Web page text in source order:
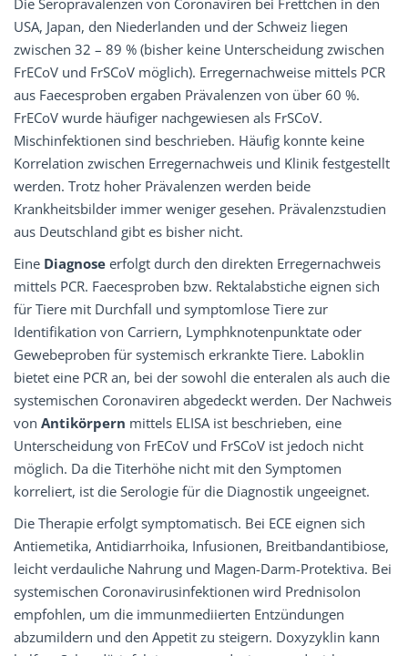
Die Seroprävalenzen von Coronaviren bei Frettchen in den
USA, Japan, den Niederlanden und der Schweiz liegen
zwischen 32 – 89 % (bisher keine Unterscheidung zwischen
FrECoV und FrSCoV möglich). Erregernachweise mittels PCR
aus Faecesproben ergaben Prävalenzen von über 60 %.
FrECoV wurde häufiger nachgewiesen als FrSCoV.
Mischinfektionen sind beschrieben. Häufig konnte keine
Korrelation zwischen Erregernachweis und Klinik festgestellt
werden. Trotz hoher Prävalenzen werden beide
Krankheitsbilder immer weniger gesehen. Prävalenzstudien
aus Deutschland gibt es bisher nicht.
Eine Diagnose erfolgt durch den direkten Erregernachweis
mittels PCR. Faecesproben bzw. Rektalabstiche eignen sich
für Tiere mit Durchfall und symptomlose Tiere zur
Identifikation von Carriern, Lymphknotenpunktate oder
Gewebeproben für systemisch erkrankte Tiere. Laboklin
bietet eine PCR an, bei der sowohl die enteralen als auch die
systemischen Coronaviren abgedeckt werden. Der Nachweis
von Antikörpern mittels ELISA ist beschrieben, eine
Unterscheidung von FrECoV und FrSCoV ist jedoch nicht
möglich. Da die Titerhöhe nicht mit den Symptomen
korreliert, ist die Serologie für die Diagnostik ungeeignet.
Die Therapie erfolgt symptomatisch. Bei ECE eignen sich
Antiemetika, Antidiarrhoika, Infusionen, Breitbandantibiose,
leicht verdauliche Nahrung und Magen-Darm-Protektiva. Bei
systemischen Coronavirusinfektionen wird Prednisolon
empfohlen, um die immunmediierten Entzündungen
abzumildern und den Appetit zu steigern. Doxyzyklin kann